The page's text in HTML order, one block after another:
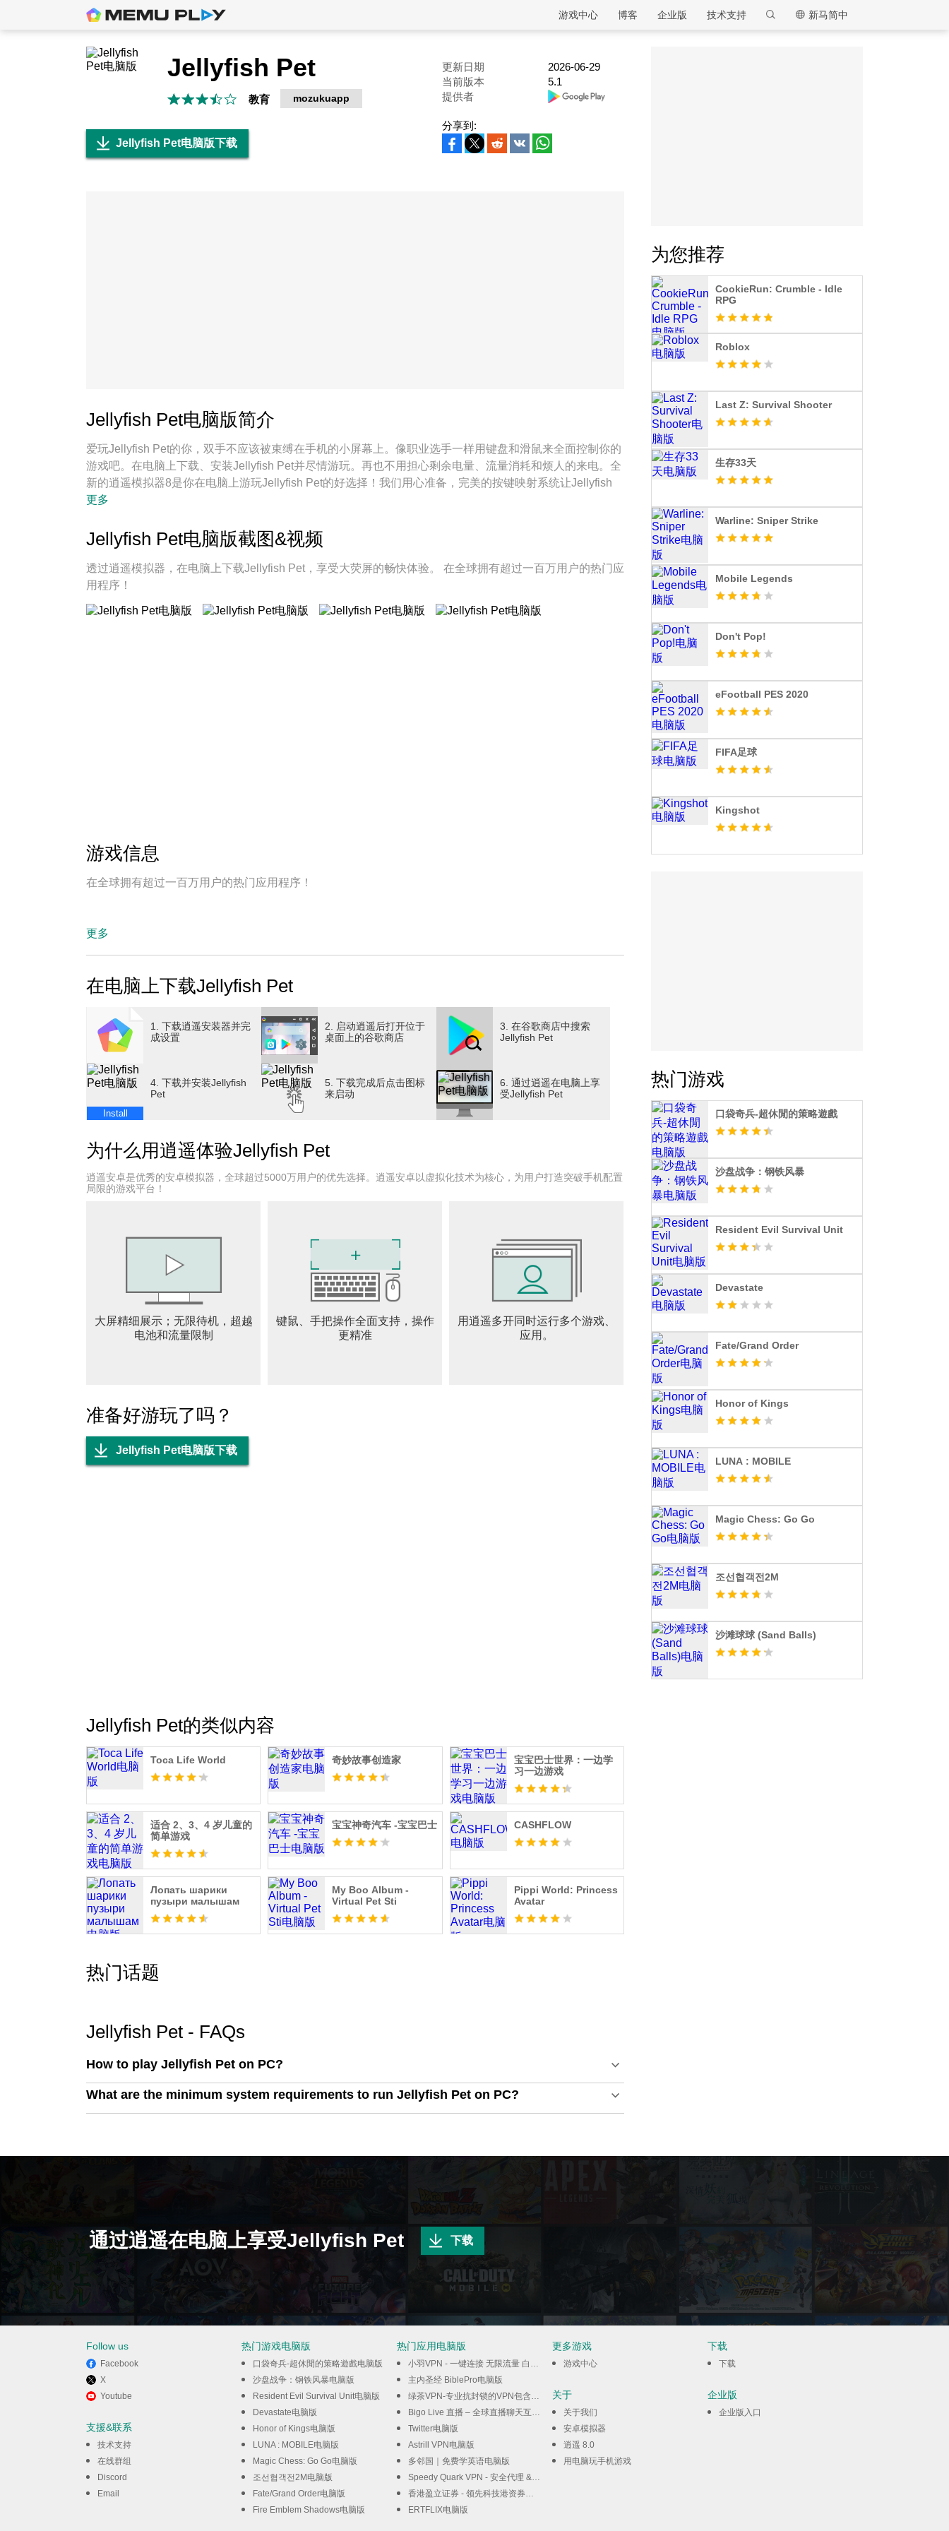
逍遥模拟器
新马简中
技术支持
企业版
博客
游戏中心
Jellyfish Pet
教育 mozukuapp
更新日期
2026-06-29
当前版本
5.1
提供者
Jellyfish Pet电脑版下载
分享到:
Jellyfish Pet电脑版简介
爱玩Jellyfish Pet的你，双手不应该被束缚在手机的小屏幕上。像职业选手一样用键盘和滑鼠来全面控制你的
游戏吧。在电脑上下载、安装Jellyfish Pet并尽情游玩。再也不用担心剩余电量、流量消耗和烦人的来电。全
新的逍遥模拟器8是你在电脑上游玩Jellyfish Pet的好选择！我们用心准备，完美的按键映射系统让Jellyfish
Pet宛如电脑游戏；
更多
Jellyfish Pet电脑版截图&视频
透过逍遥模拟器，在电脑上下载Jellyfish Pet，享受大荧屏的畅快体验。 在全球拥有超过一百万用户的热门应
用程序！
游戏信息
在全球拥有超过一百万用户的热门应用程序！
更多
在电脑上下载Jellyfish Pet
1. 下载逍遥安装器并完
成设置
2. 启动逍遥后打开位于
桌面上的谷歌商店
3. 在谷歌商店中搜索
Jellyfish Pet
Install
4. 下载并安装Jellyfish
Pet
5. 下载完成后点击图标
来启动
6. 通过逍遥在电脑上享
受Jellyfish Pet
为什么用逍遥体验Jellyfish Pet
逍遥安卓是优秀的安卓模拟器，全球超过5000万用户的优先选择。逍遥安卓以虚拟化技术为核心，为用户打造突破手机配置
局限的游戏平台！
大屏精细展示；无限待机，超越
电池和流量限制
键鼠、手把操作全面支持，操作
更精准
用逍遥多开同时运行多个游戏、
应用。
准备好游玩了吗？
Jellyfish Pet电脑版下载
Jellyfish Pet的类似内容
Toca Life World 奇妙故事创造家
宝宝巴士世界：一边学
习一边游戏
适合 2、3、4 岁儿童的
简单游戏
宝宝神奇汽车 -宝宝巴士 СASHFLOW
Лопать шарики
пузыри малышам
My Boo Album -
Virtual Pet Sti
Pippi World: Princess
Avatar
热门话题
Jellyfish Pet - FAQs
How to play Jellyfish Pet on PC?
What are the minimum system requirements to run Jellyfish Pet on PC?
为您推荐
CookieRun: Crumble - Idle
RPG
Roblox
Last Z: Survival Shooter
生存33天
Warline: Sniper Strike
Mobile Legends
Don't Pop!
eFootball PES 2020
FIFA足球
Kingshot
热门游戏
口袋奇兵-超休閒的策略遊戲
沙盘战争：钢铁风暴
Resident Evil Survival Unit
Devastate
Fate/Grand Order
Honor of Kings
LUNA : MOBILE
Magic Chess: Go Go
조선협객전2M
沙滩球球 (Sand Balls)
通过逍遥在电脑上享受Jellyfish Pet 下载
Follow us
Facebook
X
Youtube
支援&联系
技术支持
在线群组
Discord
Email
热门游戏电脑版
口袋奇兵-超休閒的策略遊戲电脑版
沙盘战争：钢铁风暴电脑版
Resident Evil Survival Unit电脑版
Devastate电脑版
Honor of Kings电脑版
LUNA : MOBILE电脑版
Magic Chess: Go Go电脑版
조선협객전2M电脑版
Fate/Grand Order电脑版
Fire Emblem Shadows电脑版
热门应用电脑版
小羽VPN - 一键连接 无限流量 白嫖VPN电脑版
主内圣经 BiblePro电脑版
绿茶VPN-专业抗封锁的VPN包含私密浏览器电脑版
Bigo Live 直播 – 全球直播聊天互動平臺电脑版
Twitter电脑版
Astrill VPN电脑版
多邻国｜免费学英语电脑版
Speedy Quark VPN - 安全代理 & 高速服务器电脑版
香港盈立证券 - 领先科技港资券商电脑版
ERTFLIX电脑版
更多游戏
游戏中心
关于
关于我们
安卓模拟器
逍遥 8.0
用电脑玩手机游戏
下载
下载
企业版
企业版入口